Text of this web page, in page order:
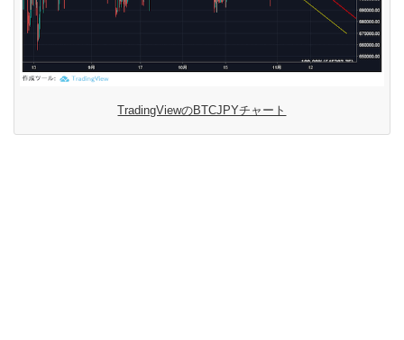
TradingViewのBTCJPYチャート